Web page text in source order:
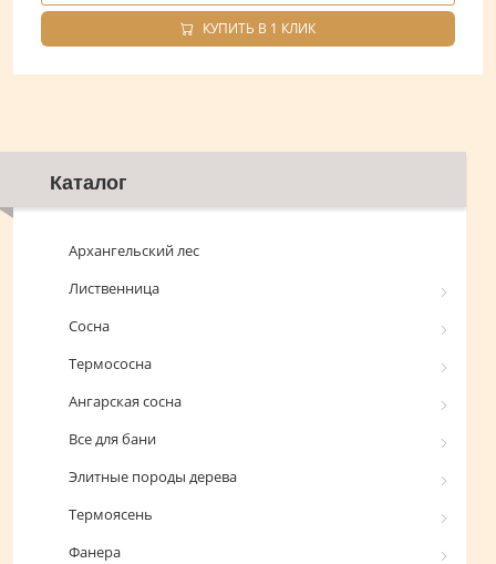
КУПИТЬ В 1 КЛИК
Каталог
Архангельский лес
Лиственница
Сосна
Термососна
Ангарская сосна
Все для бани
Элитные породы дерева
Термоясень
Фанера